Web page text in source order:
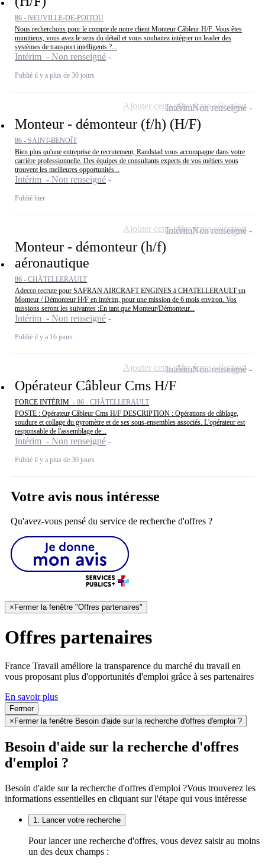
86 - NEUVILLE-DE-POITOU
Nous recherchons pour le compte de notre client Monteur Câbleur H/F. Vous êtes
minutieux, vous avez le sens du détail et vous souhaitez intégrer un leader des
systèmes de transport intelligents ?...
Intérim - Non renseigné
Publié il y a plus de 30 jours
Monteur - démonteur (f/h) (H/F)
86 - SAINT-BENOÎT
Bien plus qu'une entreprise de recrutement, Randstad vous accompagne dans votre
carrière professionnelle. Des équipes de consultants experts de vos métiers vous
trouvent les meilleures opportunités...
Intérim - Non renseigné
Publié hier
IntérimNon renseigné
Ajouter cette offre à ma sélection
Monteur - démonteur (h/f)
aéronautique
86 - CHÂTELLERAULT
Adecco recrute pour SAFRAN AIRCRAFT ENGINES à CHATELLERAULT un
Monteur / Démonteur H/F en intérim, pour une mission de 6 mois environ. Vos
missions seront les suivantes :En tant que Monteur/Démonteur...
Intérim - Non renseigné
Publié il y a 16 jours
IntérimNon renseigné
Ajouter cette offre à ma sélection
Opérateur Câbleur Cms H/F
FORCE INTÉRIM - 86 - CHÂTELLERAULT
POSTE : Opérateur Câbleur Cms H/F DESCRIPTION : Opérations de câblage,
soudure et collage du gyromètre et de ses sous-ensembles associés. L'opérateur est
responsable de l'assemblage de...
Intérim - Non renseigné
Publié il y a plus de 30 jours
IntérimNon renseigné
Ajouter cette offre à ma sélection
Votre avis nous intéresse
Qu'avez-vous pensé du service de recherche d'offres ?
× Fermer la fenêtre "Offres partenaires"
Offres partenaires
France Travail améliore la transparence du marché du travail en
vous proposant plus d'opportunités d'emploi grâce à ses partenaires
En savoir plus
Fermer
× Fermer la fenêtre Besoin d'aide sur la recherche d'offres d'emploi ?
Besoin d'aide sur la recherche d'offres
d'emploi ?
Besoin d'aide sur la recherche d'offres d'emploi ?Vous trouverez les
informations essentielles en cliquant sur l'étape qui vous intéresse
1. Lancer votre recherche
Pour lancer une recherche d'offres, vous devez saisir au moins
un des deux champs :